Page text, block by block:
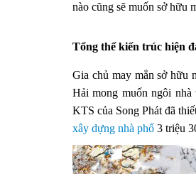
nào cũng sẽ muốn sở hữu
Tổng thể kiến trúc hiện
Gia chủ may mắn sở hữu
Hải mong muốn ngôi nhà
KTS của Song Phát đã
xây dựng nhà phố 3 triệu